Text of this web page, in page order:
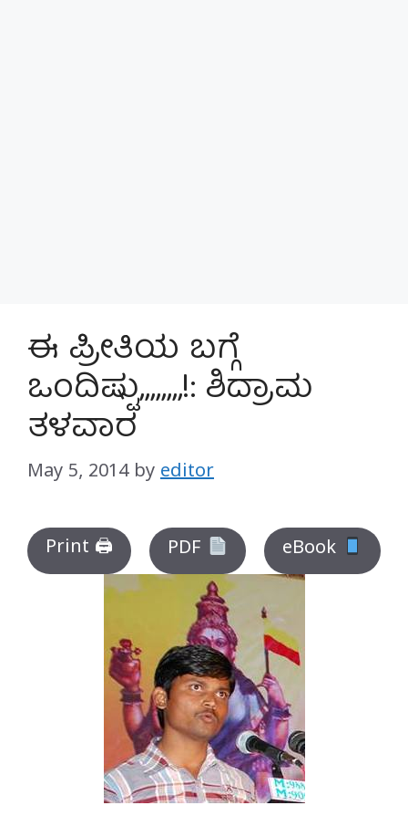
ಈ ಪ್ರೀತಿಯ ಬಗ್ಗೆ
ಒಂದಿಷ್ಟು,,,,,,,,!: ಶಿದ್ರಾಮ
ತಳವಾರ
May 5, 2014 by editor
Print 🖨 PDF eBook